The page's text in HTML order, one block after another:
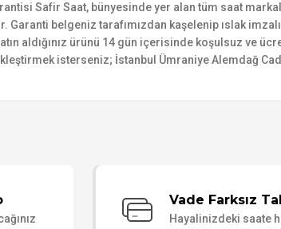
Safir Saat, bünyesinde yer alan tüm saat
belgeniz tarafımızdan kaşelenip ıslak
aldığınız ürünü 14 gün içerisinde koşulsuz ve
isterseniz; İstanbul Ümraniye Alemdağ
Vade Farksız
Hayalinizdeki saate